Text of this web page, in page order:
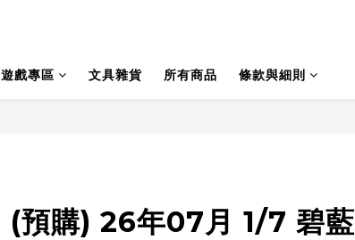
遊戲專區 文具雜貨 所有商品 條款與細則
(預購) 26年07月 1/7 碧藍